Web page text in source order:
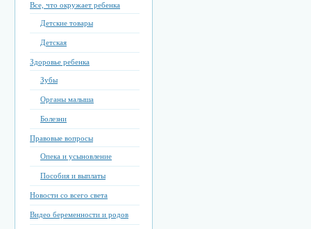
Все, что окружает ребенка
Детские товары
Детская
Здоровье ребенка
Зубы
Органы малыша
Болезни
Правовые вопросы
Опека и усыновление
Пособия и выплаты
Новости со всего света
Видео беременности и родов